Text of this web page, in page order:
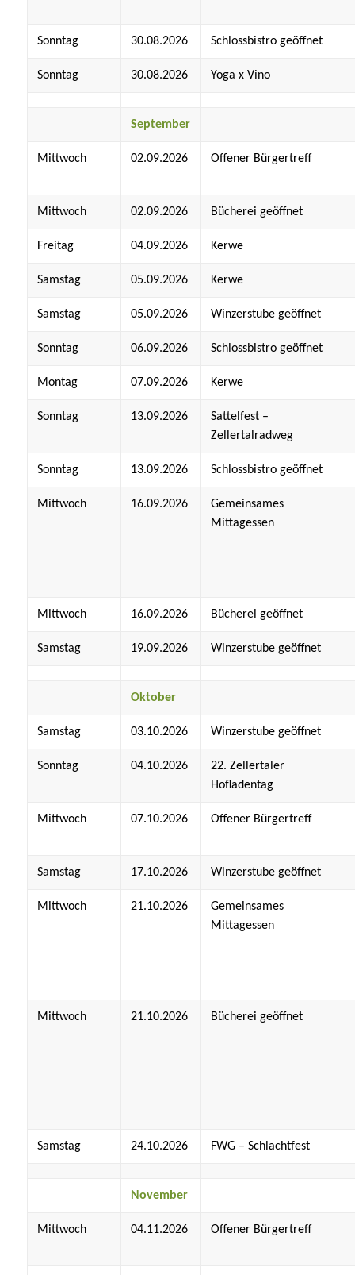
Sonntag 30.08.2026 Schlossbistro geöffnet
Sonntag 30.08.2026 Yoga x Vino
September
Mittwoch 02.09.2026 Offener Bürgertreff
Mittwoch 02.09.2026 Bücherei geöffnet
Freitag 04.09.2026 Kerwe
Samstag 05.09.2026 Kerwe
Samstag 05.09.2026 Winzerstube geöffnet
Sonntag 06.09.2026 Schlossbistro geöffnet
Montag 07.09.2026 Kerwe
Sonntag 13.09.2026
Sattelfest –
Zellertalradweg
Sonntag 13.09.2026 Schlossbistro geöffnet
Mittwoch 16.09.2026
Gemeinsames
Mittagessen
Mittwoch 16.09.2026 Bücherei geöffnet
Samstag 19.09.2026 Winzerstube geöffnet
Oktober
Samstag 03.10.2026 Winzerstube geöffnet
Sonntag 04.10.2026
22. Zellertaler
Hofladentag
Mittwoch 07.10.2026 Offener Bürgertreff
Samstag 17.10.2026 Winzerstube geöffnet
Mittwoch 21.10.2026
Gemeinsames
Mittagessen
Mittwoch 21.10.2026 Bücherei geöffnet
Samstag 24.10.2026 FWG – Schlachtfest
November
Mittwoch 04.11.2026 Offener Bürgertreff